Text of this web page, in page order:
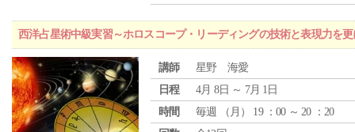
西洋占星術中級実習～ホロスコープ・リーディングの技術と表現力を
講師
星野 海愛
日程
4月 8日 ～ 7月 1日
時間
毎週 （ 月 ） 19 ：00 ～ 20 ：20